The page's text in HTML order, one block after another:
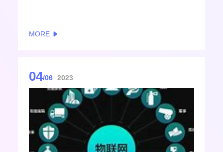
势进行了深入探讨与分析。
MORE
04/06 2023